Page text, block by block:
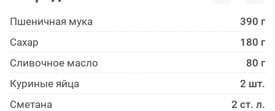
Пшеничная мука
390 г
Сахар
180 г
Сливочное масло
80 г
Куриные яйца
2 шт.
Сметана
2 ст. л.